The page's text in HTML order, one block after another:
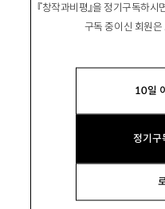
『창작과비평』을 정기구독하
구독 중이신 회원
10일
정기
이필렬李必烈
너지 대안을 찾아서
인가』 『에너지 전환
1. 인류 최대의 관심사